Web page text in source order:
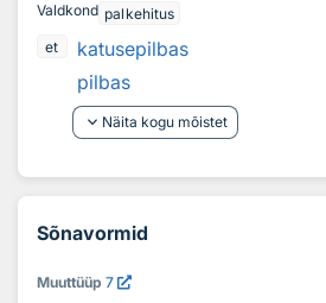
Valdkond palkehitus
et
katusepilbas
pilbas
keyboard_arrow_down Näita kogu mõistet
Sõnavormid
Muuttüüp 7